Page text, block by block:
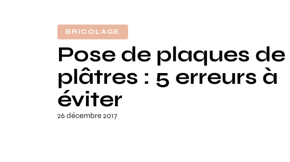
BRICOLAGE
Pose de plaques de
plâtres : 5 erreurs à
éviter
26 décembre 2017